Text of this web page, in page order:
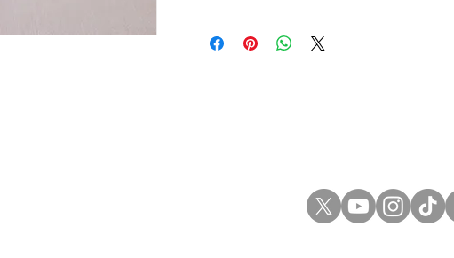
配送：入金確認後、７日以内に商品を発送します